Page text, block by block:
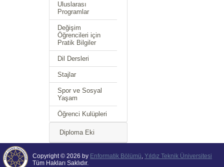
Uluslarası
Programlar
Değişim
Öğrencileri için
Pratik Bilgiler
Dil Dersleri
Stajlar
Spor ve Sosyal
Yaşam
Öğrenci Kulüpleri
Diploma Eki
Copyright © 2026 by Enformatik Bölümü, Yıldız Teknik Üniversitesi
Tüm Hakları Saklıdır.